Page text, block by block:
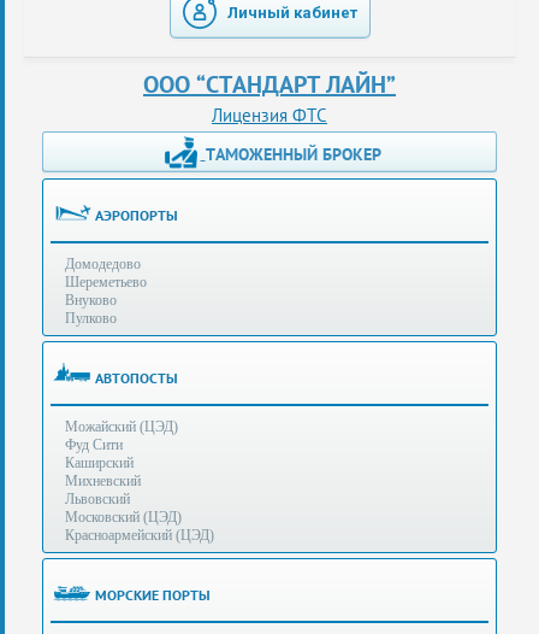
Получение
ЭЦП
за
сутки
услуги
Опыт
оформления
рекомендует
Таможенные
процедуры
(особенности):
Полезная
информация
Личный кабинет
ООО “СТАНДАРТ ЛАЙН”
Лицензия ФТС
ТАМОЖЕННЫЙ БРОКЕР
АЭРОПОРТЫ
Домодедово
Шереметьево
Внуково
Пулково
АВТОПОСТЫ
Можайский (ЦЭД)
Фуд Сити
Каширский
Михневский
Львовский
Московский (ЦЭД)
Красноармейский (ЦЭД)
МОРСКИЕ ПОРТЫ